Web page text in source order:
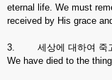
eternal life. We must
received by His grace
3. 세상에 대하여 죽고
We have died to the